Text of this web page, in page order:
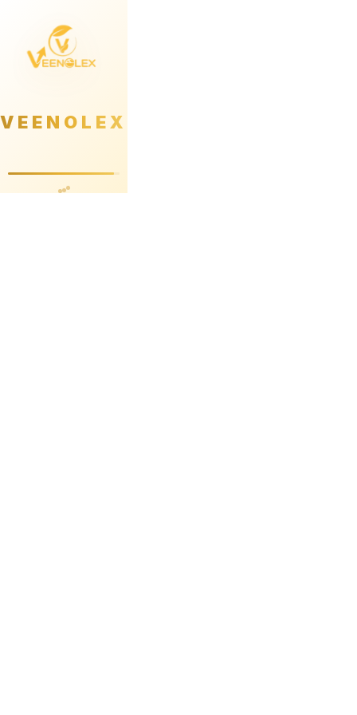
VEENOLEX